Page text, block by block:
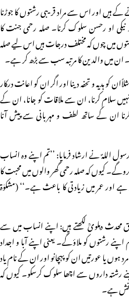
ہیں اور اس سے مراد قریبی رشتوں کا جوڑنا
او رحسن سلوک کرنا۔ صلہ رحمی جنت کا
میں چوں کہ مختلف درجات ہیں اس لیے صلہ
میں والدین کا مرتبہ سب سے بڑھ کر ہے۔
کو ہدیہ و تحفہ دینا اور اگر ان کو اعانت درکار
سلام کرنا، ان سے ملاقات کو جانا، ان کے
ان کے ساتھ لطف و مہربانی سے پیش آنا
اللہؐ نے ارشاد فرمایا: ’’تم اپنے وہ انساب
کیوں کہ صلہ رحمی گھر والوں میں محبت کا
اور عمر میں زیادتی کا باعث ہے۔‘‘ (مشکوٰۃ
دہلویؒ لکھتے ہیں: اپنے انساب میں سے
رشتوں کو ملاؤگے۔ یعنی اپنے آبا و اجداد
ہوں یا عورتیں ان کو پہچانو اور ان کے نام یاد
رشتہ داروں سے اچھا سلوک کرسکو۔ کیوں کہ
بخش ہے۔